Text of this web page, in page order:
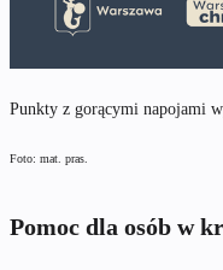
Punkty z gorącymi napojami
Foto: mat. pras.
Pomoc dla osób w